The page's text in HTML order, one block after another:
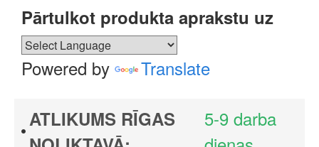
Pārtulkot produkta aprakstu uz
Powered by Translate
ATLIKUMS RĪGAS
5-9 darba